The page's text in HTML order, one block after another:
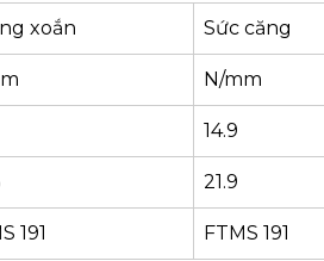
xoắn Sức căng
N/mm
14.9
21.9
191 FTMS 191